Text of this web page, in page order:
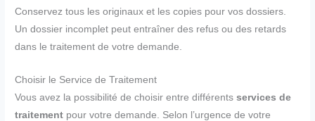
Conservez tous les originaux et les copies pour vos dossiers.
Un dossier incomplet peut entraîner des refus ou des retards
dans le traitement de votre demande.
Choisir le Service de Traitement
Vous avez la possibilité de choisir entre différentsservices de
traitement pour votre demande. Selon l’urgence de votre